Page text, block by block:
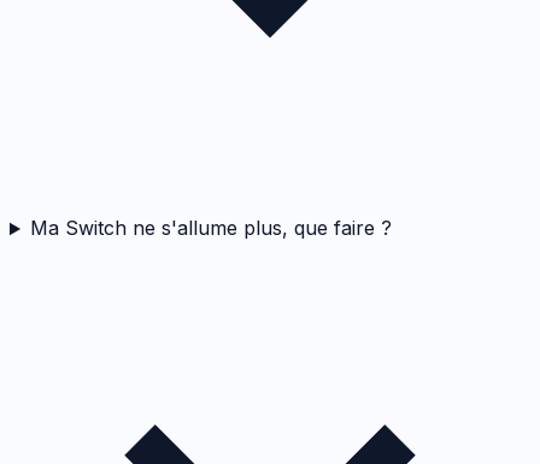
Ma Switch ne s'allume plus, que faire ?